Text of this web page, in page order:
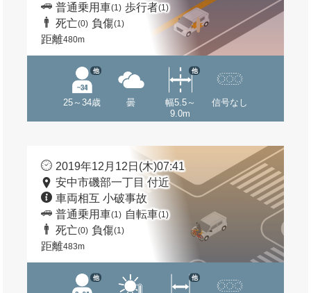
普通乗用車(1) 歩行者(1)
死亡(0) 負傷(1)
距離480m
25～34歳
他
曇
幅5.5～
9.0m
他
信号なし
2019年12月12日(木)07:41
安中市磯部一丁目 付近
車両相互 小破事故
普通乗用車(1) 自転車(1)
死亡(0) 負傷(1)
距離483m
他 他